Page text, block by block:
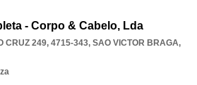
- Corpo & Cabelo, Lda
CRUZ 249, 4715-343, SAO VICTOR BRAGA,